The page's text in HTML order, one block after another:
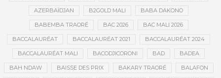
AZERBAÏDJAN B2GOLD MALI BABA DAKONO
BABEMBA TRAORÉ BAC 2026 BAC MALI 2026
BACCALAURÉAT BACCALAURÉAT 2021 BACCALAURÉAT 2024
BACCALAURÉAT MALI BACODJICORONI BAD BADEA
BAH NDAW BAISSE DES PRIX BAKARY TRAORÉ BALAFON